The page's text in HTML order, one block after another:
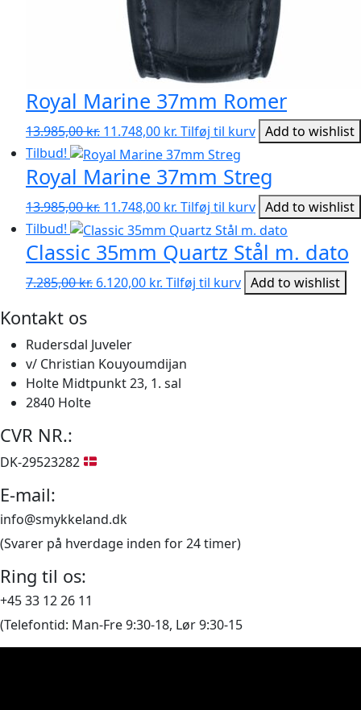
Royal Marine 37mm Romer
13.985,00kr. Den
oprindelige
pris
var:
13.985,00 kr..
11.748,00 kr. Den
aktuelle
pris
er:
11.748,00 kr..
Tilføj til kurv Add to wishlist
Tilbud!
Royal Marine 37mm Streg
13.985,00kr. Den
oprindelige
pris
var:
13.985,00 kr..
11.748,00 kr. Den
aktuelle
pris
er:
11.748,00 kr..
Tilføj til kurv Add to wishlist
Tilbud!
Classic 35mm Quartz Stål m. dato
7.285,00kr. Den
var:
7.285,00 kr..
6.120,00 kr. Den
6.120,00 kr..
Tilføj til kurv Add to wishlist
Kontakt os
Rudersdal Juveler
v/ Christian Kouyoumdijan
Holte Midtpunkt 23, 1. sal
2840 Holte
CVR NR.:
DK-29523282
E-mail:
info@smykkeland.dk
(Svarer på hverdage inden for 24 timer)
Ring til os:
+45 33 12 26 11
(Telefontid: Man-Fre 9:30-18, Lør 9:30-15